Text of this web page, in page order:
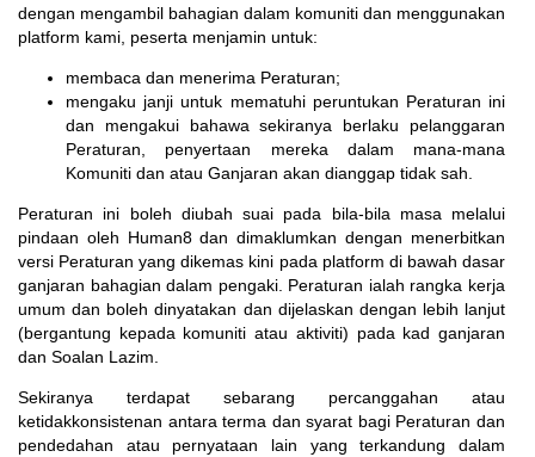
dengan mengambil bahagian dalam komuniti dan menggunakan
platform kami, peserta menjamin untuk:
membaca dan menerima Peraturan;
mengaku janji untuk mematuhi peruntukan Peraturan ini
dan mengakui bahawa sekiranya berlaku pelanggaran
Peraturan, penyertaan mereka dalam mana-mana
Komuniti dan atau Ganjaran akan dianggap tidak sah.
Peraturan ini boleh diubah suai pada bila-bila masa melalui
pindaan oleh Human8 dan dimaklumkan dengan menerbitkan
versi Peraturan yang dikemas kini pada platform di bawah dasar
ganjaran bahagian dalam pengaki. Peraturan ialah rangka kerja
umum dan boleh dinyatakan dan dijelaskan dengan lebih lanjut
(bergantung kepada komuniti atau aktiviti) pada kad ganjaran
dan Soalan Lazim.
Sekiranya terdapat sebarang percanggahan atau
ketidakkonsistenan antara terma dan syarat bagi Peraturan dan
pendedahan atau pernyataan lain yang terkandung dalam